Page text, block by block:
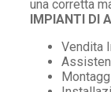
una corretta
IMPIANTI DI
Vendita